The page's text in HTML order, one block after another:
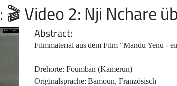
🎬 Video 2: Nji Nchare
Abstract
Filmmaterial aus dem Film "Mandu Yenu -
Drehorte: Foumban (Kamerun)
Originalsprache: Bamoun, Französisch